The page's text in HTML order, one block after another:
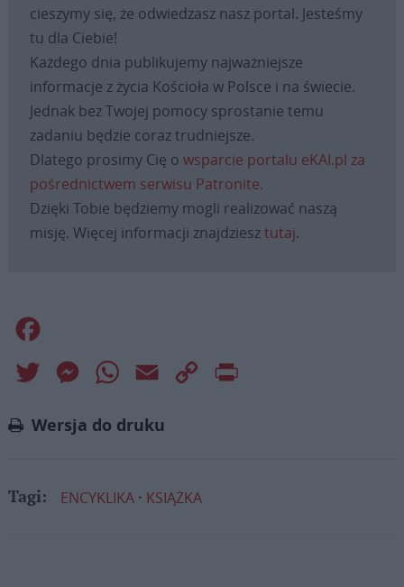
cieszymy się, że odwiedzasz nasz portal. Jesteśmy
tu dla Ciebie!
Każdego dnia publikujemy najważniejsze
informacje z życia Kościoła w Polsce i na świecie.
Jednak bez Twojej pomocy sprostanie temu
zadaniu będzie coraz trudniejsze.
Dlatego prosimy Cię o wsparcie portalu eKAI.pl za
pośrednictwem serwisu Patronite.
Dzięki Tobie będziemy mogli realizować naszą
misję. Więcej informacji znajdziesztutaj.
Twitter MessengerWhatsApp
Email
Copy
Wersja do druku
Tagi: ENCYKLIKA KSIĄŻKA